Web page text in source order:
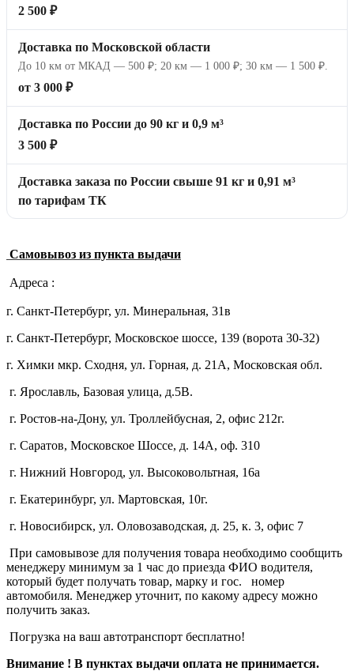
2 500 ₽
Доставка по Московской области
До 10 км от МКАД — 500 ₽; 20 км — 1 000 ₽; 30 км — 1 500 ₽.
от 3 000 ₽
Доставка по России до 90 кг и 0,9 м³
3 500 ₽
Доставка заказа по России свыше 91 кг и 0,91 м³
по тарифам ТК
Самовывоз из пункта выдачи
Адреса :
г. Санкт-Петербург, ул. Минеральная, 31в
г. Санкт-Петербург, Московское шоссе, 139 (ворота 30-32)
г. Химки мкр. Сходня, ул. Горная, д. 21А, Московская обл.
г. Ярославль, Базовая улица, д.5В.
г. Ростов-на-Дону, ул. Троллейбусная, 2, офис 212г.
г. Саратов, Московское Шоссе, д. 14А, оф. 310
г. Нижний Новгород, ул. Высоковольтная, 16а
г. Екатеринбург, ул. Мартовская, 10г.
г. Новосибирск, ул. Оловозаводская, д. 25, к. 3, офис 7
При самовывозе для получения товара необходимо сообщить
менеджеру минимум за 1 час до приезда ФИО водителя,
который будет получать товар, марку и гос. номер
автомобиля. Менеджер уточнит, по какому адресу можно
получить заказ.
Погрузка на ваш автотранспорт бесплатно!
Внимание ! В пунктах выдачи оплата не принимается.